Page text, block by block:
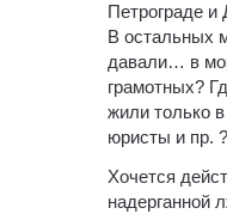
Петрограде и
В остальных
давали… в
грамотных?
жили только
юристы и пр. ?
Хочется
надерганной